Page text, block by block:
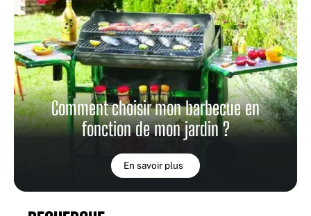
Comment choisir mon barbecue en
fonction de mon jardin ?
En savoir plus